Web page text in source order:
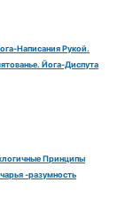
Написания Рукой.
Йога-Диспута
Принципы
-разумность